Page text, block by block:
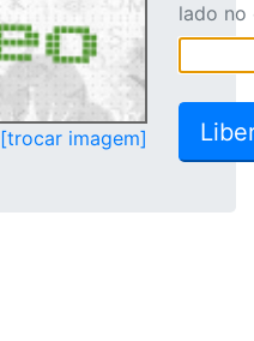
[trocar imagem]
lado no